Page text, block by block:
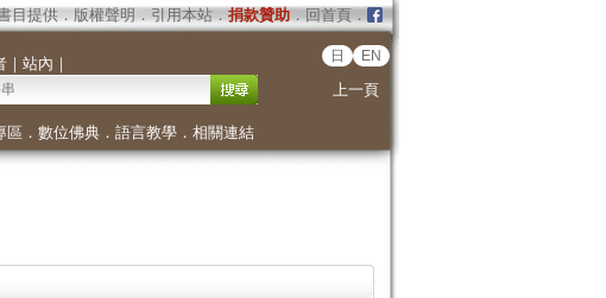
目提供． 版權聲明 ． 引用本站． 捐款贊助．回首頁．
｜ 站內 ｜ 日 EN
上一頁
區 ． 數位佛典． 語言教學． 相關連結